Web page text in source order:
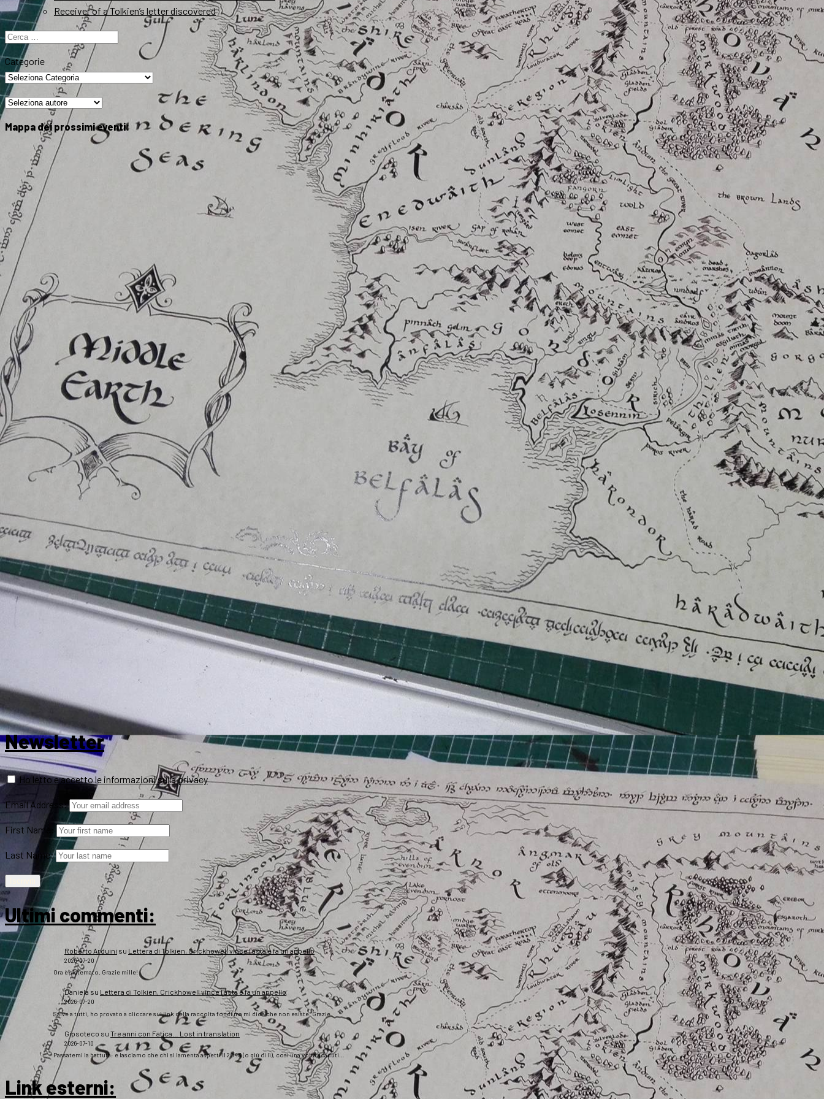
Receiver of a Tolkien’s letter discovered
Ricerca
per:
Categorie
Mappa dei prossimi eventi:
Newsletter
Ho letto e accetto le informazioni sulla privacy
Email Address:
First Name:
Last Name:
Ultimi commenti:
Roberto Arduini su Lettera di Tolkien, Crickhowell vince l’asta e fa un appello
2026-07-20
Ora è sistemato. Grazie mille!
Daniela su Lettera di Tolkien, Crickhowell vince l’asta e fa un appello
2026-07-20
Salve a tutti, ho provato a cliccare sul link della raccolta fondi ma mi dice che non esiste. Grazie
Gipsoteco su Tre anni con Fatica… Lost in translation
2026-07-10
Passatemi la battuta: e lasciamo che chi si lamenta aspetti il 2043 (o giù di lì), così una volta scaduti…
Link esterni: